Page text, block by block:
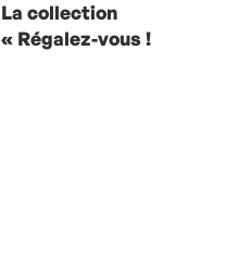
La collection
« Régalez-vous !